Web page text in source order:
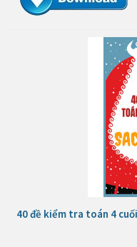
40 đề kiểm tra toán 4